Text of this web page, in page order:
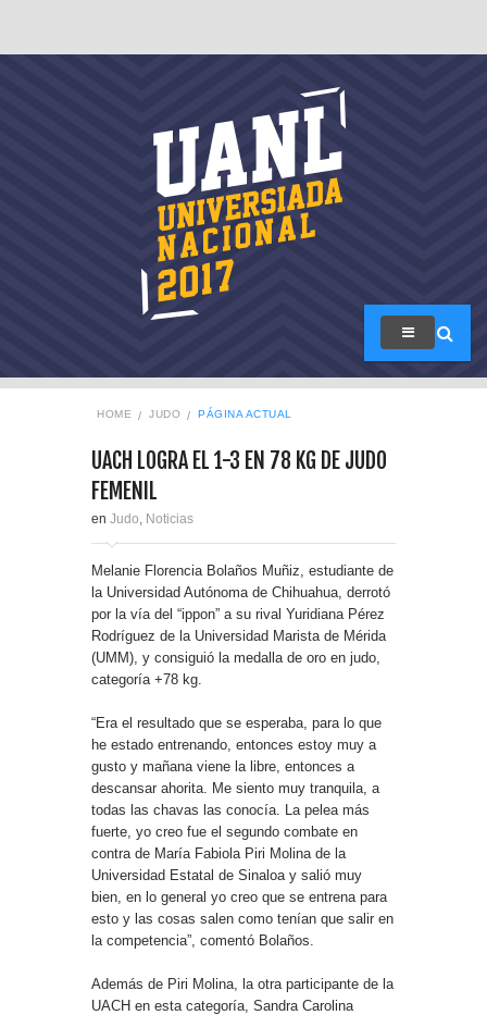
HOME JUDO PÁGINA ACTUAL
UACH LOGRA EL 1-3 EN 78 KG DE JUDO
FEMENIL
en Judo Noticias
Melanie Florencia Bolaños Muñiz, estudiante de
la Universidad Autónoma de Chihuahua, derrotó
por la vía del “ippon” a su rival Yuridiana Pérez
Rodríguez de la Universidad Marista de Mérida
(UMM), y consiguió la medalla de oro en judo,
categoría +78 kg.
“Era el resultado que se esperaba, para lo que
he estado entrenando, entonces estoy muy a
gusto y mañana viene la libre, entonces a
descansar ahorita. Me siento muy tranquila, a
todas las chavas las conocía. La pelea más
fuerte, yo creo fue el segundo combate en
contra de María Fabiola Piri Molina de la
Universidad Estatal de Sinaloa y salió muy
bien, en lo general yo creo que se entrena para
esto y las cosas salen como tenían que salir en
la competencia”, comentó Bolaños.
Además de Piri Molina, la otra participante de la
UACH en esta categoría, Sandra Carolina